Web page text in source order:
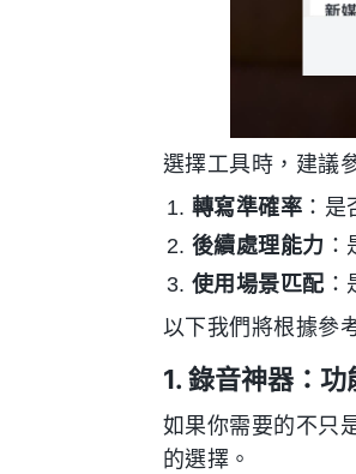
選擇工具時，建議
轉寫準確率 ：
後續處理能力
使用場景匹配
以下我們將根據參
1. 錄音神器：
如果你需要的不只
的選擇。